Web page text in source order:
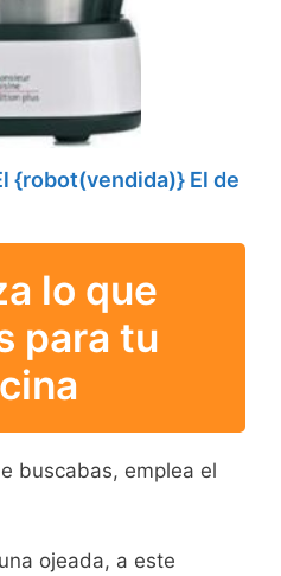
{robot(vendida)} El de
lo que
para tu
buscabas, emplea el
ojeada, a este